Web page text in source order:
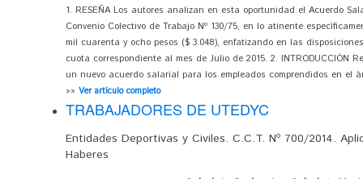
1. RESEÑA Los autores analizan en esta oportunidad el Acuerdo
Convenio Colectivo de Trabajo Nº 130/75, en lo atinente
mil cuarenta y ocho pesos ($ 3.048), enfatizando en las
cuota correspondiente al mes de Julio de 2015. 2. INTRODUCCIÓN
un nuevo acuerdo salarial para los empleados comprendidos en el
»» Ver artículo completo
TRABAJADORES DE UTEDYC
Entidades Deportivas y Civiles. C.C.T. Nº 700/2014.
Haberes